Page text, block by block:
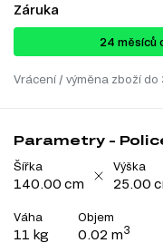
Záruka
24 ​​​​měsíců
Vrácení / výměna zboží do
Parametry -
Šířka
140.00 cm
Výška
25.00
Váha
11 kg
Objem
0.02 m3